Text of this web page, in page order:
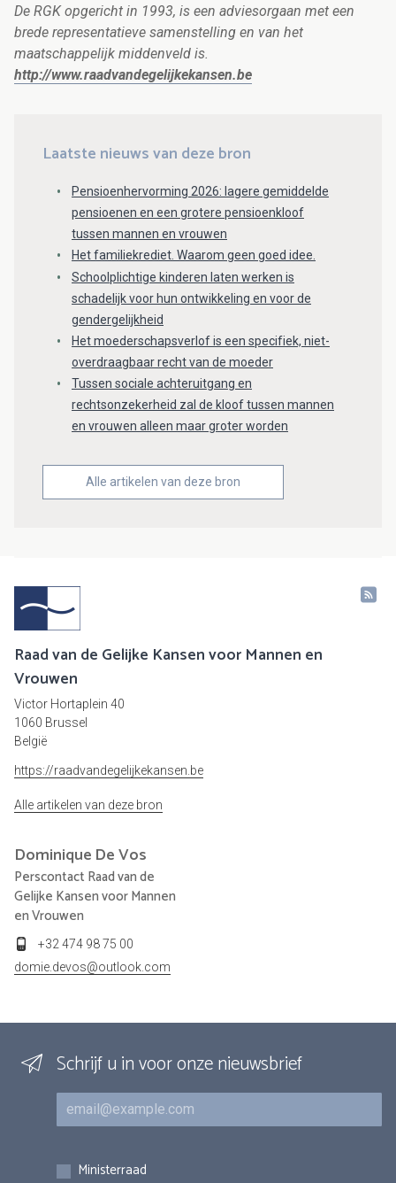
De RGKopgericht in 1993, is een adviesorgaan met een
brede representatieve samenstelling en van het
maatschappelijk middenveld is.
http://www.raadvandegelijkekansen.be
Laatste nieuws van deze bron
Pensioenhervorming 2026: lagere gemiddelde
pensioenen en een grotere pensioenkloof
tussen mannen en vrouwen
Het familiekrediet. Waarom geen goed idee.
Schoolplichtige kinderen laten werken is
schadelijk voor hun ontwikkeling en voor de
gendergelijkheid
Het moederschapsverlof is een specifiek, niet-
overdraagbaar recht van de moeder
Tussen sociale achteruitgang en
rechtsonzekerheid zal de kloof tussen mannen
en vrouwen alleen maar groter worden
Alle artikelen van deze bron
Raad van de Gelijke Kansen voor Mannen en
Vrouwen
Victor Hortaplein 40
1060 Brussel
België
https://raadvandegelijkekansen.be
Alle artikelen van deze bron
Dominique De Vos
Perscontact Raad van de
Gelijke Kansen voor Mannen
en Vrouwen
+32 474 98 75 00
domie.devos@outlook.com
Schrijf u in voor onze nieuwsbrief
E-mail
Inschrijvingen
Ministerraad